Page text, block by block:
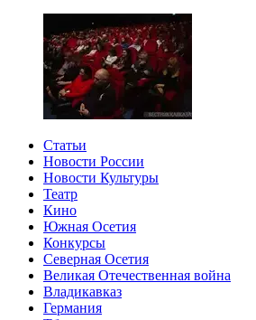
Статьи
Новости России
Новости Культуры
Театр
Кино
Южная Осетия
Конкурсы
Северная Осетия
Великая Отечественная война
Владикавказ
Германия